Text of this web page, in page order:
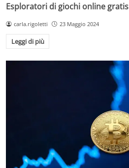
Esploratori di giochi online gratis
carla.rigoletti 23 Maggio 2024
Leggi di più